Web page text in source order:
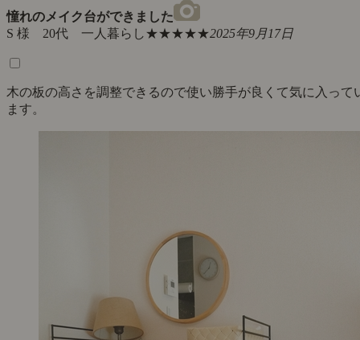
憧れのメイク台ができました
S 様 20代 一人暮らし★★★★★2025年9月17日
木の板の高さを調整できるので使い勝手が良くて気に入って
ます。